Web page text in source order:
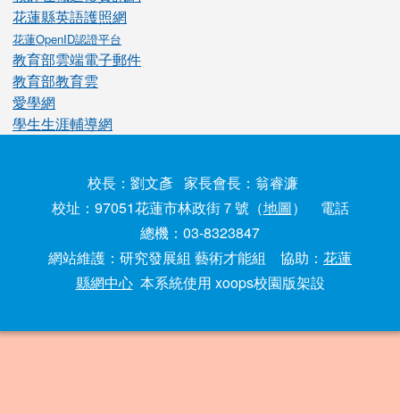
花蓮縣英語護照網
花蓮OpenID認證平台
教育部雲端電子郵件
教育部教育雲
愛學網
學生生涯輔導網
校長：劉文彥 家長會長：翁睿濂
校址：97051花蓮市林政街７號（地圖） 電話
總機：03-8323847
網站維護：研究發展組 藝術才能組 協助： 花蓮
縣網中心本系統使用 xoops校園版架設